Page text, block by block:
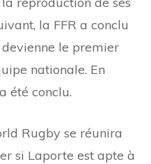
la FFR a conclu
le premier
nationale. En
été conclu.
Rugby se réunira
si Laporte est apte à